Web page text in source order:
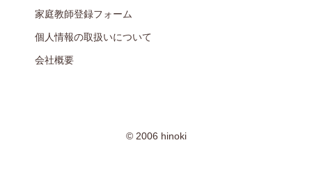
家庭教師登録フォーム
個人情報の取扱いについて
会社概要
© 2006 hinoki